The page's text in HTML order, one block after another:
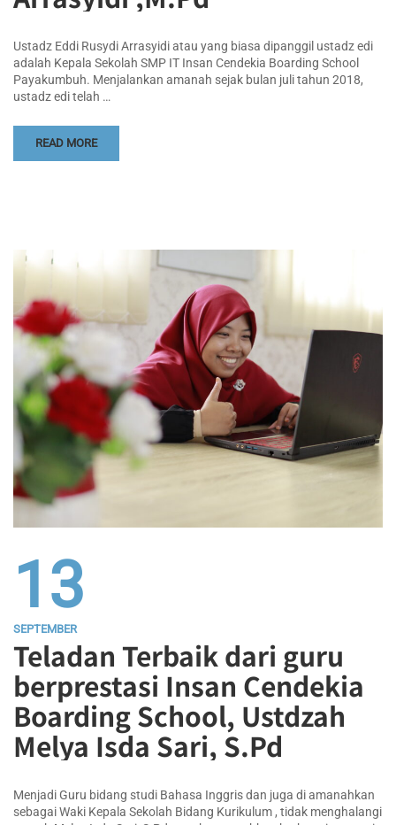
Ustadz Eddi Rusydi Arrasyidi atau yang biasa dipanggil ustadz edi
adalah Kepala Sekolah SMP IT Insan Cendekia Boarding School
Payakumbuh. Menjalankan amanah sejak bulan juli tahun 2018,
ustadz edi telah …
READ MORE
13
SEPTEMBER
Teladan Terbaik dari guru
berprestasi Insan Cendekia
Boarding School, Ustdzah
Melya Isda Sari, S.Pd
Menjadi Guru bidang studi Bahasa Inggris dan juga di amanahkan
sebagai Waki Kepala Sekolah Bidang Kurikulum , tidak menghalangi